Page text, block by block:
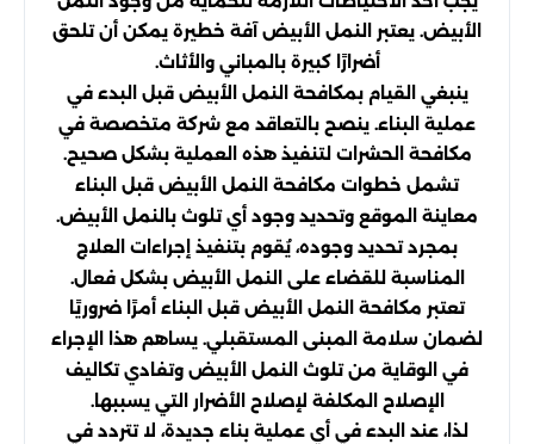
الأبيض. يعتبر النمل الأبيض آفة خطيرة يمكن أن تلحق
أضرارًا كبيرة بالمباني والأثاث.
ينبغي القيام بمكافحة النمل الأبيض قبل البدء في
عملية البناء. ينصح بالتعاقد مع شركة متخصصة في
مكافحة الحشرات لتنفيذ هذه العملية بشكل صحيح.
تشمل خطوات مكافحة النمل الأبيض قبل البناء
معاينة الموقع وتحديد وجود أي تلوث بالنمل الأبيض.
بمجرد تحديد وجوده، يُقوم بتنفيذ إجراءات العلاج
المناسبة للقضاء على النمل الأبيض بشكل فعال.
تعتبر مكافحة النمل الأبيض قبل البناء أمرًا ضروريًا
لضمان سلامة المبنى المستقبلي. يساهم هذا الإجراء
في الوقاية من تلوث النمل الأبيض وتفادي تكاليف
الإصلاح المكلفة لإصلاح الأضرار التي يسببها.
لذا، عند البدء في أي عملية بناء جديدة، لا تتردد في